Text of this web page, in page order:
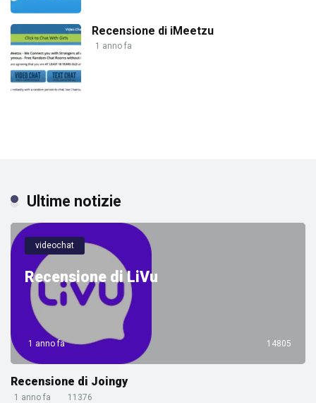
Recensione di iMeetzu
1 anno fa
Ultime notizie
videochat
Recensione di LiVu
1 anno fa 14805
Recensione di Joingy
1 anno fa 11376